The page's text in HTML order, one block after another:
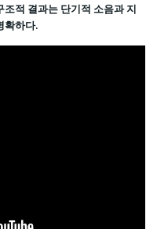
적 결과는 단기적 소음과 지
확하다.